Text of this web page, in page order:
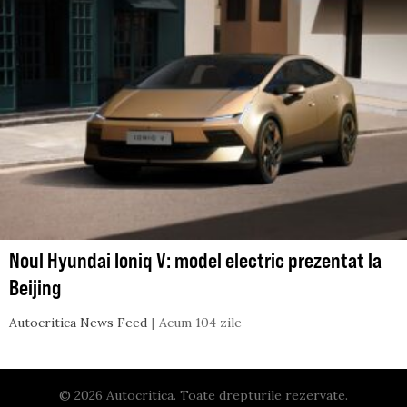
Noul Hyundai Ioniq V: model electric prezentat la
Beijing
Autocritica News Feed Acum 104 zile
© 2026 Autocritica. Toate drepturile rezervate.